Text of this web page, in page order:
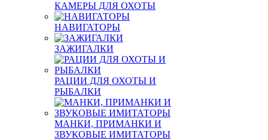
КАМЕРЫ ДЛЯ ОХОТЫ
НАВИГАТОРЫ
ЗАЖИГАЛКИ
РАЦИИ ДЛЯ ОХОТЫ И
РЫБАЛКИ
МАНКИ, ПРИМАНКИ И
ЗВУКОВЫЕ ИМИТАТОРЫ